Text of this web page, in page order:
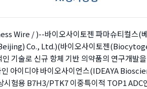
Wire / )--바이오사이토젠 파마슈티컬스
Co., Ltd.)(바이오사이토젠
기술로 신규 항체 기반 의약품의 연구개발
아이디야 바이오사이언스(IDEAYA
시험용 B7H3/PTK7 이중특이적 TOP1 ADC